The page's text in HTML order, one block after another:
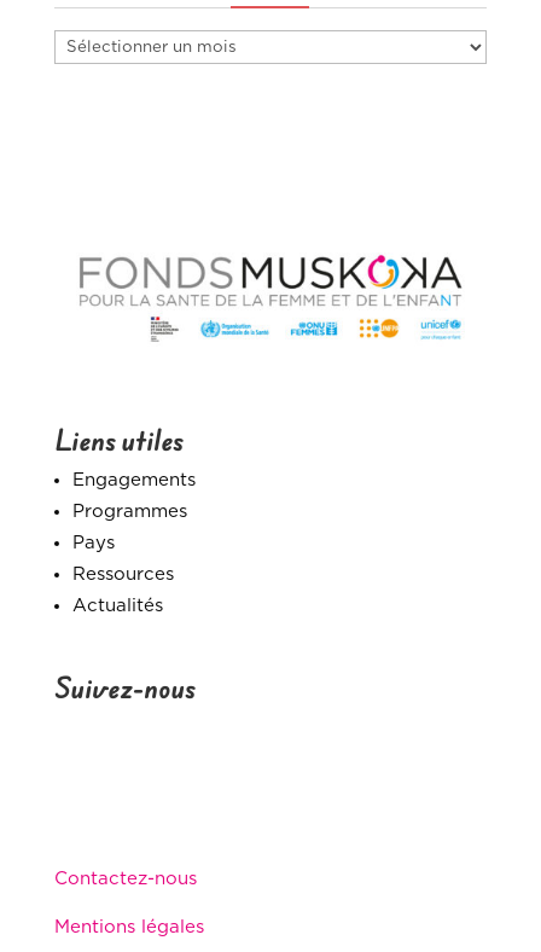
Archives
Liens utiles
Engagements
Programmes
Pays
Ressources
Actualités
Suivez-nous
Contactez-nous
Mentions légales